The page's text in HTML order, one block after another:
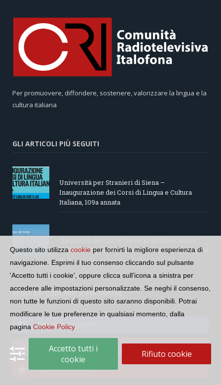
Per promuovere, diffondere, sostenere, valorizzare la lingua e la
cultura italiana
GLI ARTICOLI PIÙ SEGUITI
Università per Stranieri di Siena –
Inaugurazione dei Corsi di Lingua e Cultura
Italiana, 109a annata
dall’Accademia della Crusca e dalla Lega Navale
italiana
SEGUI LA COMUNITÀ SUI SOCIAL
Seguici su Facebook
Seguici su Instagram
Seguici su YouTube
Questo sito utilizza cookie per fornirti la migliore esperienza di
navigazione. Esprimi il tuo consenso cliccando sul pulsante
'Accetto tutti i cookie', oppure clicca sull'icona a sinistra per
accedere alle impostazioni personalizzate. Se neghi il consenso,
non tutte le funzioni di questo sito saranno disponibili. Potrai
modificare le tue preferenze in qualsiasi momento, dalla
pagina Cookie Policy
Accetto tutti i
cookie
Rifiuto cookie